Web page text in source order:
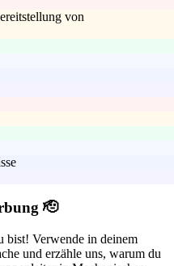
von
🫡
bist! Verwende in deinem
und erzähle uns, warum du